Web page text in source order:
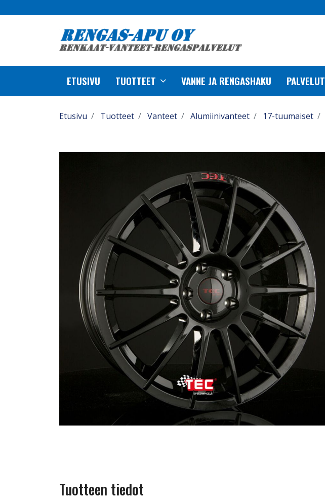
ETUSIVU TUOTTEET VANNE JA RENGASHAKU PALVELUT
Etusivu Tuotteet Vanteet Alumiinivanteet 17-tuumaiset
Tuotteen tiedot